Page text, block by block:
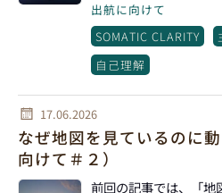
出航に向けて
SOMATIC CLARITY
自己理解
17.06.2026
なぜ地図を見ているのに
向けて＃２）
前回の記事では、「地